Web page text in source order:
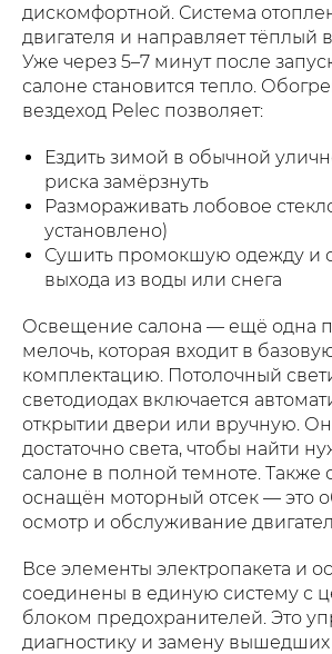
дискомфортной. Система
двигателя и направляет тёплый
Уже через 5–7 минут после
салоне становится тепло.
вездеход Pelec позволяет:
Ездить зимой в обычной
риска замёрзнуть
Размораживать лобовое
установлено)
Сушить промокшую одежду и
выхода из воды или снега
Освещение салона — ещё одна
мелочь, которая входит в
комплектацию. Потолочный
светодиодах включается
открытии двери или вручную. Он
достаточно света, чтобы найти
салоне в полной темноте.
оснащён моторный отсек — это
осмотр и обслуживание
Все элементы электропакета и
соединены в единую систему с
блоком предохранителей. Это
диагностику и замену вышедших